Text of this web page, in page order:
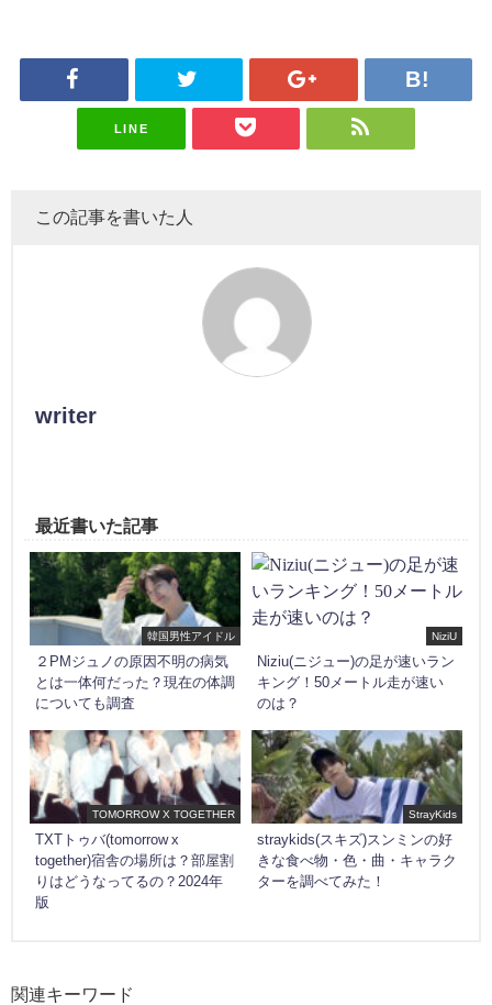
LINE
この記事を書いた人
writer
最近書いた記事
韓国男性アイドル
２PMジュノの原因不明の病気
とは一体何だった？現在の体調
についても調査
NiziU
Niziu(ニジュー)の足が速いラン
キング！50メートル走が速い
のは？
TOMORROW X TOGETHER
TXTトゥバ(tomorrow x
together)宿舎の場所は？部屋割
りはどうなってるの？2024年
版
StrayKids
straykids(スキズ)スンミンの好
きな食べ物・色・曲・キャラク
ターを調べてみた！
関連キーワード